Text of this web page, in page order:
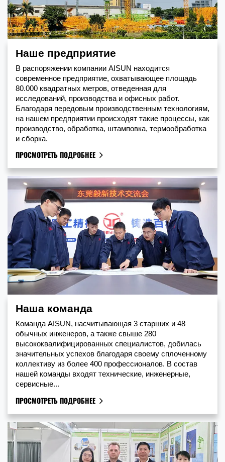
Наше предприятие
В распоряжении компании AISUN находится
современное предприятие, охватывающее площадь
80.000 квадратных метров, отведенная для
исследований, производства и офисных работ.
Благодаря передовым производственным технологиям,
на нашем предприятии происходят такие процессы, как
производство, обработка, штамповка, термообработка
и сборка.
ПРОСМОТРЕТЬ ПОДРОБНЕЕ
Наша команда
Команда AISUN, насчитывающая 3 старших и 48
обычных инженеров, а также свыше 280
высококвалифицированных специалистов, добилась
значительных успехов благодаря своему сплоченному
коллективу из более 400 профессионалов. В состав
нашей команды входят технические, инженерные,
сервисные...
ПРОСМОТРЕТЬ ПОДРОБНЕЕ